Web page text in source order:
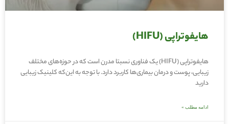
هایفوتراپی (HIFU)
هایفوتراپی (HIFU) یک فناوری نسبتا مدرن است که در حوزه‌های مختلف
زیبایی، پوست و درمان بیماری‌ها کاربرد دارد. با توجه به این‌که کلینیک زیبایی
دارید
ادامه مطلب »